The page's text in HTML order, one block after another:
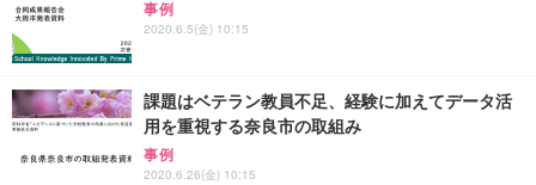
事例
2020.6.5(金) 10:15
課題はベテラン教員不足、経験に加えてデータ活
用を重視する奈良市の取組み
事例
2020.6.26(金) 10:15